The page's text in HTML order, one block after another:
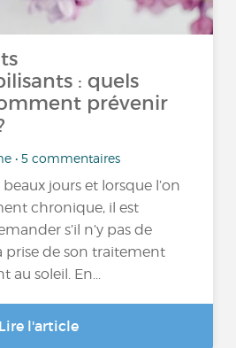
: quels
prévenir
• 5 commentaires
jours et lorsque l’on
chronique, il est
s’il n’y pas de
prise de son traitement
au soleil. En...
Lire l'article